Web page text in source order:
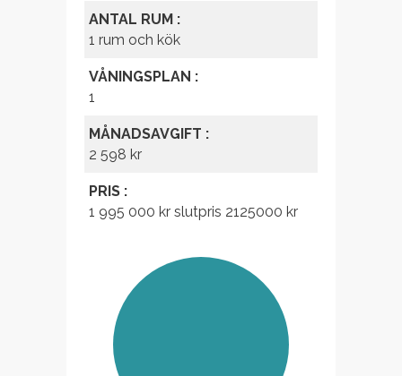
ANTAL RUM :
1 rum och kök
VÅNINGSPLAN :
1
MÅNADSAVGIFT :
2 598 kr
PRIS :
1 995 000 kr slutpris 2125000 kr